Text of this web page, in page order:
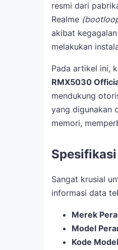
resmi dari
Realme
akibat
melakukan
Pada artikel ini,
RMX5030
mendukung
yang digunakan
memori,
Sangat krusial
informasi data
Merek
Model
Kode